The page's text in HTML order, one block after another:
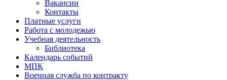
Вакансии
Контакты
Платные услуги
Работа с молодежью
Учебная деятельность
Библиотека
Календарь событий
МПК
Военная служба по контракту